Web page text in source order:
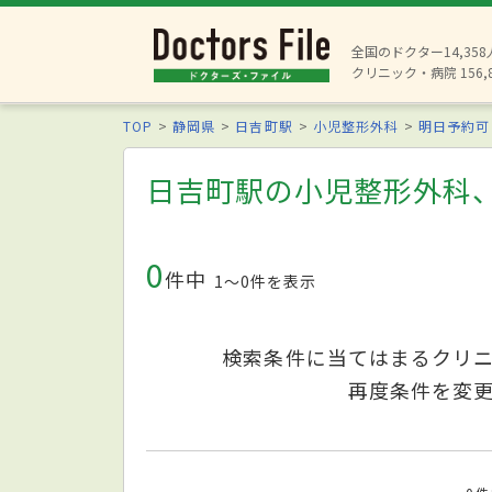
全国のドクター14,358
クリニック・病院
TOP 静岡県 日吉町駅 小児整形外科 明日予約可
日吉町駅の小児整形外科
0件中 1〜0件を表示
検索条件に当てはまるクリ
再度条件を変